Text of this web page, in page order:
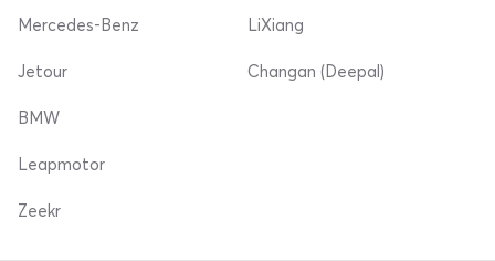
Mercedes-Benz
Jetour
LiXiang
Changan (Deepal)
BMW
Leapmotor
Zeekr